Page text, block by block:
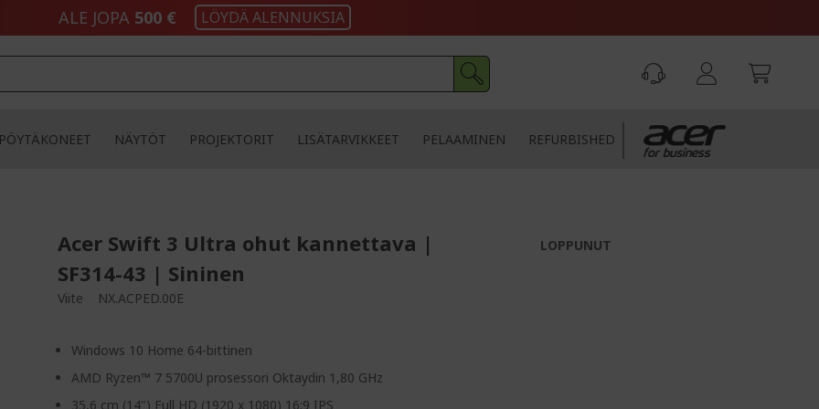
ALE JOPA 500 € LÖYDÄ ALENNUKSIA
PÖYTÄKONEET NÄYTÖT PROJEKTORIT LISÄTARVIKKEET PELAAMINEN REFURBISHED
Acer Swift 3 Ultra ohut kannettava |
SF314-43 | Sininen
Viite NX.ACPED.00E
Windows 10 Home 64-bittinen
AMD Ryzen™ 7 5700U prosessori Oktaydin 1,80 GHz
35,6 cm (14") Full HD (1920 x 1080) 16:9 IPS
LOPPUNUT